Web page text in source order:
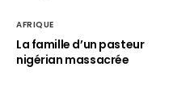
AFRIQUE
La famille d’un pasteur
nigérian massacrée